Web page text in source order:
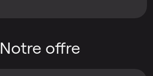
Notre offre